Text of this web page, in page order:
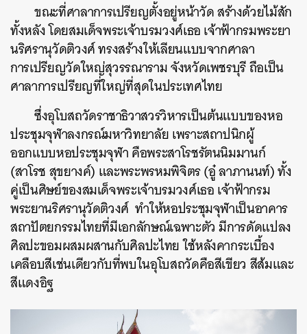
ขณะที่ศาลาการเปรียญตั้งอยู่หน้าวัด สร้างด้วยไม้สัก
ทั้งหลัง โดยสมเด็จพระเจ้าบรมวงศ์เธอ เจ้าฟ้ากรมพระยา
นริศรานุวัดติวงศ์ ทรงสร้างให้เลียนแบบจากศาลา
การเปรียญวัดใหญ่สุวรรณาราม จังหวัดเพชรบุรี ถือเป็น
ศาลาการเปรียญที่ใหญ่ที่สุดในประเทศไทย
ซึ่งอุโบสถวัดราชาธิวาสวรวิหารเป็นต้นแบบของหอ
ประชุมจุฬาลงกรณ์มหาวิทยาลัย เพราะสถาปนิกผู้
ออกแบบหอประชุมจุฬา คือพระสาโรชรัตนนิมมานก์
(สาโรช สุขยางค์) และพระพรหมพิจิตร (อู๋ ลาภานนท์) ทั้ง
คู่เป็นศิษย์ของสมเด็จพระเจ้าบรมวงศ์เธอ เจ้าฟ้ากรม
พระยานริศรานุวัดติวงศ์ ทำให้หอประชุมจุฬาเป็นอาคาร
สถาปัตยกรรมไทยที่มีเอกลักษณ์เฉพาะตัว มีการดัดแปลง
ศิลปะขอมผสมผสานกับศิลปะไทย ใช้หลังคากระเบื้อง
เคลือบสีเช่นเดียวกับที่พบในอุโบสถวัดคือสีเขียว สีส้มและ
สีแดงอิฐ